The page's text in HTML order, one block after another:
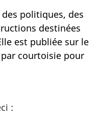
politiques, des
destinées
est publiée sur le
courtoisie pour
: